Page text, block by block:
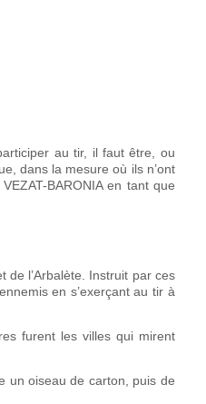
au tir, il faut être, ou
dans la mesure où ils n’ont
BARONIA en tant que
de l’Arbalète. Instruit par ces
en s’exerçant au tir à
furent les villes qui mirent
un oiseau de carton, puis de